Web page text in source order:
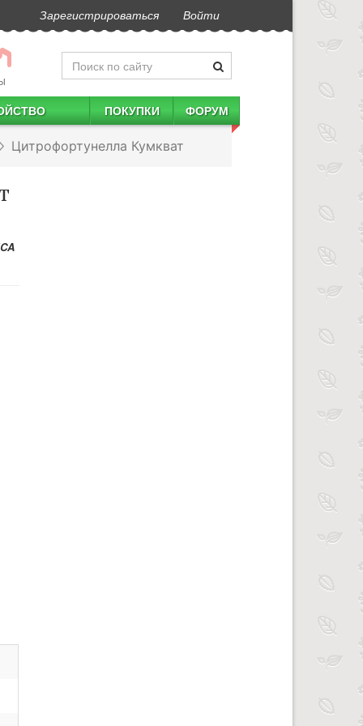
Зарегистрироваться Войти
ПОКУПКИ ФОРУМ
Цитрофортунелла Кумкват